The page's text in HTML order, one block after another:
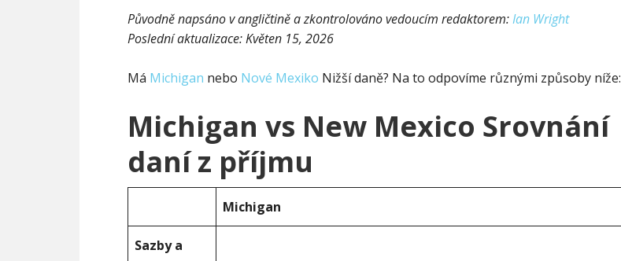
Původně napsáno v angličtině a zkontrolováno vedoucím redaktorem:Ian Wright
Poslední aktualizace:Květen 15, 2026
Má Michigan nebo Nové Mexiko Nižší daně? Na to odpovíme různými způsoby níže:
Michigan vs New Mexico Srovnání
daní z příjmu
Michigan
Sazby a